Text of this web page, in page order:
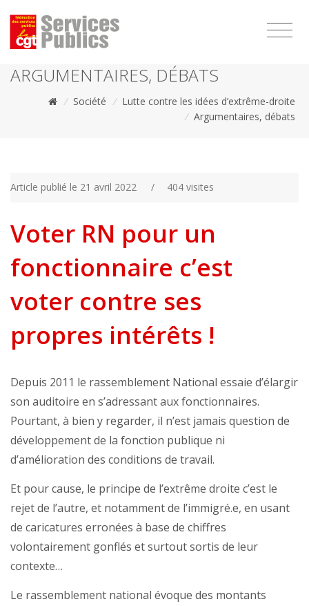
ARGUMENTAIRES, DÉBATS
/ Société / Lutte contre les idées d’extrême-droite
/ Argumentaires, débats
Article publié le 21 avril 2022 / 404 visites
Voter RN pour un
fonctionnaire c’est
voter contre ses
propres intérêts !
Depuis 2011 le rassemblement National essaie d’élargir
son auditoire en s’adressant aux fonctionnaires.
Pourtant, à bien y regarder, il n’est jamais question de
développement de la fonction publique ni
d’amélioration des conditions de travail.
Et pour cause, le principe de l’extrême droite c’est le
rejet de l’autre, et notamment de l’immigré.e, en usant
de caricatures erronées à base de chiffres
volontairement gonflés et surtout sortis de leur
contexte…
Le rassemblement national évoque des montants